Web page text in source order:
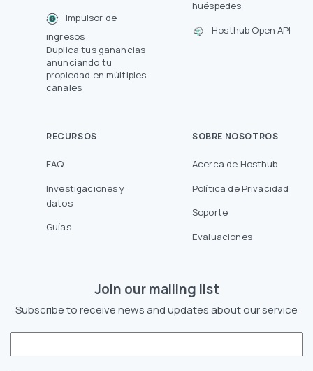
Impulsor de
ingresos
Duplica tus ganancias
anunciando tu
propiedad en múltiples
canales
huéspedes
Hosthub Open API
RECURSOS
FAQ
Investigaciones y
datos
Guías
SOBRE NOSOTROS
Acerca de Hosthub
Política de Privacidad
Soporte
Evaluaciones
Join our mailing list
Subscribe to receive news and updates about our service